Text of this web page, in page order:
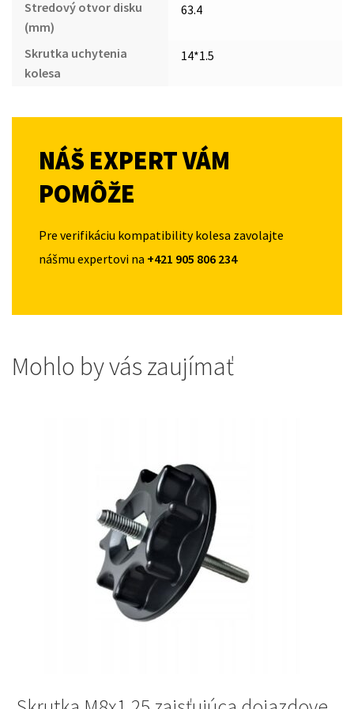
Stredový otvor disku
(mm)
63.4
Skrutka uchytenia
kolesa
14*1.5
NÁŠ EXPERT VÁM
POMÔŽE
Pre verifikáciu kompatibility kolesa zavolajte
nášmu expertovi na +421 905 806 234
Mohlo by vás zaujímať